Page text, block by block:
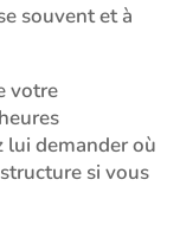
souvent et à
votre
lui demander où
si vous